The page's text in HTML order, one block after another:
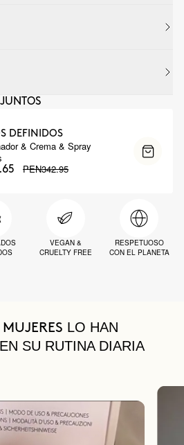
DEFINIDOS
& Crema & Spray
PEN342.95
VEGAN &
CRUELTY FREE
RESPETUOSO
CON EL PLANETA
LO HAN
SU RUTINA DIARIA